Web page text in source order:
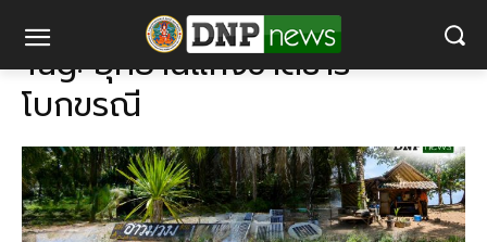
อุทยานแห่งชาติธารโบกขรณี
Tag:อุทยานแห่งชาติธาร
โบกขรณี